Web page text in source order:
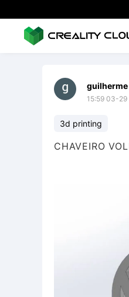
15:59 03-29
3d printing
CHAVEIRO